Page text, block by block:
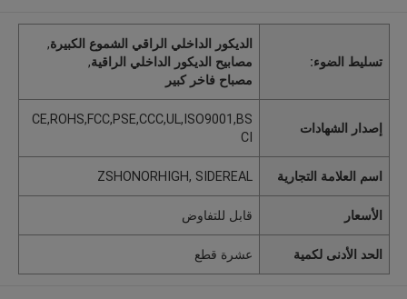
تسليط الضوء:
الديكور الداخلي الراقي الشموع الكبيرة,
مصابيح الديكور الداخلي الراقية,
مصباح فاخر كبير
إصدار الشهادات
CE,ROHS,FCC,PSE,CCC,UL,ISO9001,BS
CI
اسم العلامة التجارية ZSHONORHIGH, SIDEREAL
الأسعار قابل للتفاوض
الحد الأدنى لكمية عشرة قطع